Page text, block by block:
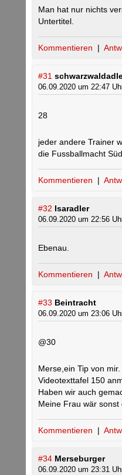
Man hat nur nichts
Untertitel.
Kommentieren |
#31
06.09.2020 um 22:47
28
jeder andere Trainer
die Fussballmacht
Kommentieren |
#32 Isaradler
06.09.2020 um 22:56
Ebenau.
Kommentieren |
#33 Beintracht
06.09.2020 um 23:06
@30
Merse,ein Tip von mir.
Videotexttafel 150
Haben wir auch
Meine Frau wär sonst
Kommentieren |
#34 Merseburger
06.09.2020 um 23:31